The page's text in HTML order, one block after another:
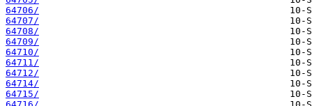
64706/
64707/
64708/
64709/
64710/
64711/
64712/
64714/
64715/